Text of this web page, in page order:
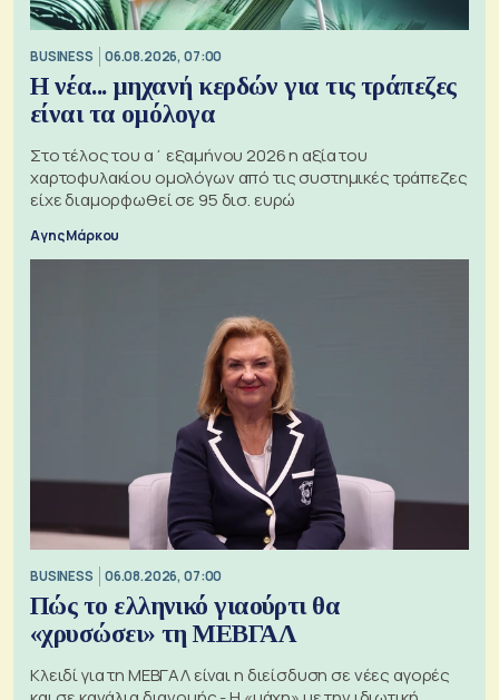
BUSINESS 06.08.2026, 07:00
Η νέα... μηχανή κερδών για τις τράπεζες
είναι τα ομόλογα
Στο τέλος του α΄ εξαμήνου 2026 η αξία του
χαρτοφυλακίου ομολόγων από τις συστημικές τράπεζες
είχε διαμορφωθεί σε 95 δισ. ευρώ
Αγης Μάρκου
BUSINESS 06.08.2026, 07:00
Πώς το ελληνικό γιαούρτι θα
«χρυσώσει» τη ΜΕΒΓΑΛ
Κλειδί για τη ΜΕΒΓΑΛ είναι η διείσδυση σε νέες αγορές